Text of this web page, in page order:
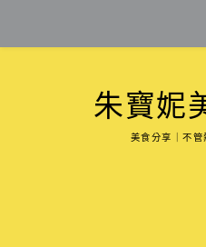
content
朱寶妮
美食分享｜不管